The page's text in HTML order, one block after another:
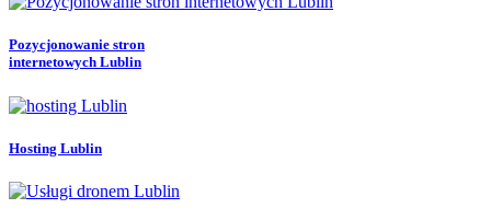
Pozycjonowanie stron
internetowych Lublin
Hosting Lublin